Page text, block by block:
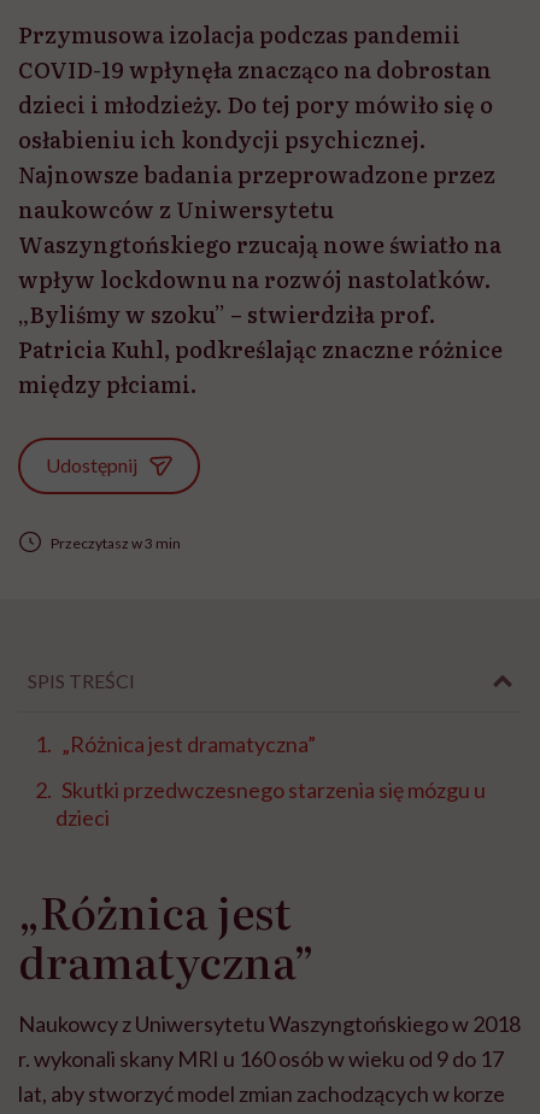
Przymusowa izolacja podczas pandemii
COVID-19 wpłynęła znacząco na dobrostan
dzieci i młodzieży. Do tej pory mówiło się o
osłabieniu ich kondycji psychicznej.
Najnowsze badania przeprowadzone przez
naukowców z Uniwersytetu
Waszyngtońskiego rzucają nowe światło na
wpływ lockdownu na rozwój nastolatków.
„Byliśmy w szoku” – stwierdziła prof.
Patricia Kuhl, podkreślając znaczne różnice
między płciami.
Udostępnij
Przeczytasz w 3 min
SPIS TREŚCI
„Różnica jest dramatyczna”
Skutki przedwczesnego starzenia się mózgu u
dzieci
„Różnica jest
dramatyczna”
Naukowcy z Uniwersytetu Waszyngtońskiego w 2018
r. wykonali skany MRI u 160 osób w wieku od 9 do 17
lat, aby stworzyć model zmian zachodzących w korze